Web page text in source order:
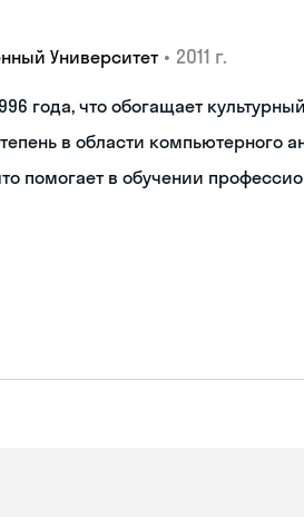
Университет • 2011 г.
года, что обогащает
в области компьютерного
помогает в обучении